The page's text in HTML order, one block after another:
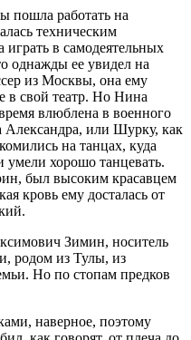
пошла работать на
техническим
в самодеятельных
однажды ее увидел на
из Москвы, она ему
в свой театр. Но Нина
влюблена в военного
Александра, или Шурку, как
на танцах, куда
умели хорошо танцевать.
был высоким красавцем
кровь ему досталась от
Зимин, носитель
родом из Тулы, из
Но по стопам предков
наверное, поэтому